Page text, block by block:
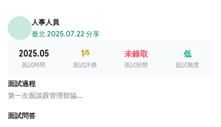
人事人員
臺北·2025.07.22 分享
2025.05
面試時間
1/5
面試評價
未錄取
面試狀態
低
面試難度
面試過程
第一次面談跟管理部協...
面試問答